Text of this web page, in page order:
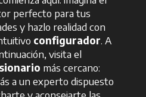
perfecto para tus
y hazlo realidad con
configurador. A
visita el
más cercano:
a un experto dispuesto